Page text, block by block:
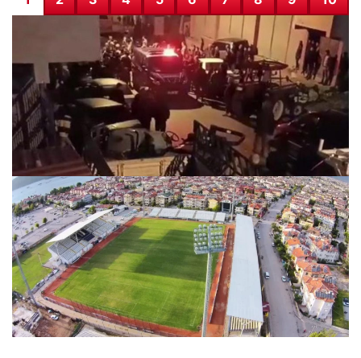
Hatay’da aileler arasında çatışma: 1 ölü, 6 yaralı
10.12.2025 04:05